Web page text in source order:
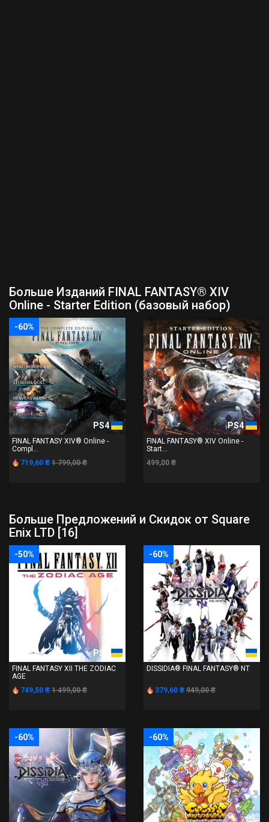
Больше Изданий FINAL FANTASY® XIV
Online - Starter Edition (базовый набор)
-60%
PS4
FINAL FANTASY XIV® Online -
Compl...
719,60 ₴ 1 799,00 ₴
PS4
FINAL FANTASY® XIV Online -
Start...
499,00 ₴
Больше Предложений и Скидок от Square
Enix LTD [16]
-50%
PS4
FINAL FANTASY XII THE ZODIAC
AGE
749,50 ₴ 1 499,00 ₴
-60%
PS4
DISSIDIA® FINAL FANTASY® NT
379,60 ₴ 949,00 ₴
-60% -60%